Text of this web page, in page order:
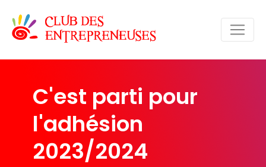
C'est parti pour
l'adhésion
2023/2024